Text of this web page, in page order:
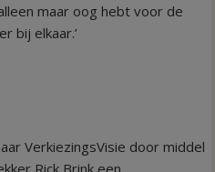
maar oog hebt voor de
bij elkaar.’
VerkiezingsVisie door middel
Rick Brink een